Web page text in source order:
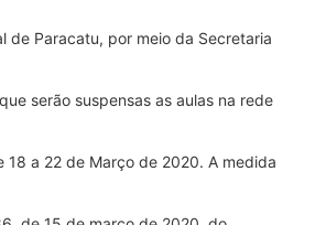
de Paracatu, por meio da Secretaria
serão suspensas as aulas na rede
18 a 22 de Março de 2020. A medida